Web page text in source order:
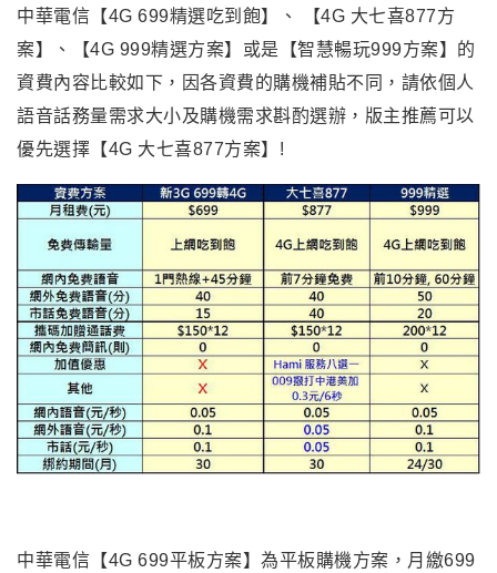
中華電信【4G 699精選吃到飽】、 【4G 大七喜877方
案】、【4G 999精選方案】或是【智慧暢玩999方案】的
資費內容比較如下，因各資費的購機補貼不同，請依個人
語音話務量需求大小及購機需求斟酌選辦，版主推薦可以
優先選擇【4G 大七喜877方案】!
中華電信【4G 699平板方案】為平板購機方案，月繳699